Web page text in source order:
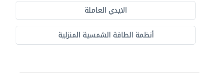
الايدي العاملة
أنظمة الطاقة الشمسية المنزلية